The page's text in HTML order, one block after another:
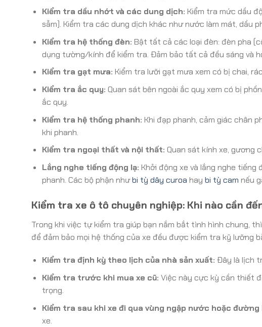
Kiểm tra dầu nhớt và các dung dịch: Kiểm tra mức dầu
sẫm). Kiểm tra các dung dịch khác như nước làm mát, dầu
Kiểm tra hệ thống đèn: Bật tất cả các loại đèn: đèn pha
dụng tường/kính để kiểm tra. Đảm bảo tất cả đều sáng và
Kiểm tra gạt mưa: Kiểm tra lưỡi gạt mưa xem có bị chai,
Kiểm tra ắc quy: Quan sát bên ngoài ắc quy xem có bị
ắc quy.
Kiểm tra hệ thống phanh: Khi đạp phanh, cảm giác chân
khi phanh.
Kiểm tra ngoại thất và nội thất: Quan sát kính xe, gương
Lắng nghe tiếng động lạ: Khởi động xe và lắng nghe
phanh. Các bộ phận nhưbi tỳ dây curoa hay bi tỳ cam nếu
Kiểm tra xe ô tô chuyên nghiệp: Khi nào cần
Trong khi việc tự kiểm tra giúp bạn nắm bắt tình hình chung,
để đảm bảo mọi hệ thống của xe đều được kiểm tra kỹ lưỡng
Kiểm tra định kỳ theo lịch của nhà sản xuất: Đây là lịch
Kiểm tra trước khi mua xe cũ: Việc này cực kỳ cần thiết
trọng.
Kiểm tra sau khi xe đi qua vùng ngập nước hoặc đường
xe.